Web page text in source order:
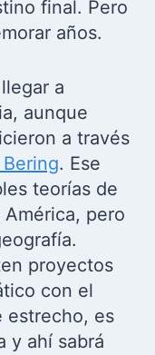
final. Pero
años.
a
aunque
a través
. Ese
teorías de
pero
proyectos
con el
estrecho, es
y ahí sabrá